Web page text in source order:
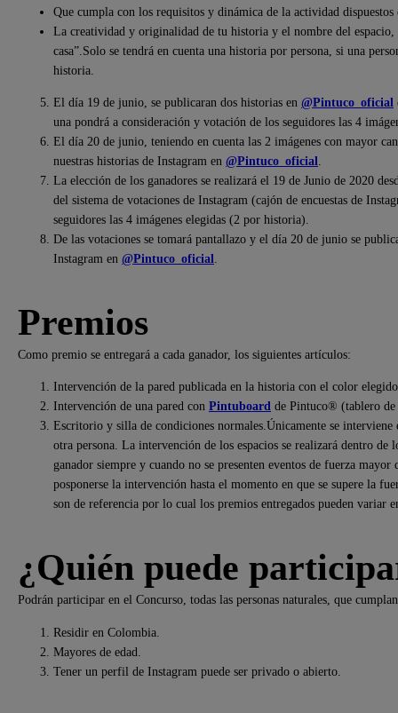
Que cumpla con los requisitos y dinámica de la actividad dispuestos
La creatividad y originalidad de tu historia y el nombre del
casa”.Solo se tendrá en cuenta una historia por persona, si una
historia.
El día 19 de junio, se publicaran dos historias en @Pintuco_oficial
una pondrá a consideración y votación de los seguidores las 4
El día 20 de junio, teniendo en cuenta las 2 imágenes con mayor
nuestras historias de Instagram en @Pintuco_oficial
La elección de los ganadores se realizará el 19 de Junio de 2020
del sistema de votaciones de Instagram (cajón de encuestas de
seguidores las 4 imágenes elegidas (2 por historia).
De las votaciones se tomará pantallazo y el día 20 de junio se
Instagram en @Pintuco_oficial
Premios
Como premio se entregará a cada ganador, los siguientes artículos:
Intervención de la pared publicada en la historia con el color
Intervención de una pared con Pintuboard de Pintuco® (tablero
Escritorio y silla de condiciones normales.Únicamente se
otra persona. La intervención de los espacios se realizará dentro
ganador siempre y cuando no se presenten eventos de fuerza
posponerse la intervención hasta el momento en que se supere la
son de referencia por lo cual los premios entregados pueden variar
¿Quién puede
Podrán participar en el Concurso, todas las personas naturales, que
Residir en Colombia.
Mayores de edad.
Tener un perfil de Instagram puede ser privado o abierto.